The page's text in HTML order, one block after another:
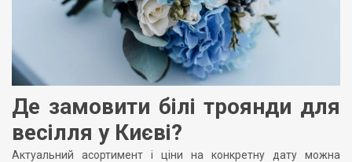
Де замовити білі троянди для
весілля у Києві?
Актуальний асортимент і ціни на конкретну дату можна